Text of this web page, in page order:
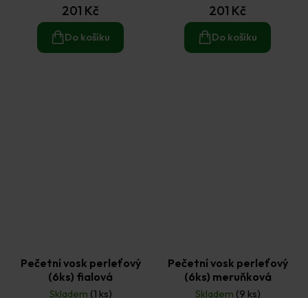
201 Kč
Do košíku
201 Kč
Do košíku
Pečetní vosk perleťový
(6ks) fialová
Skladem (1 ks)
Pečetní vosk perleťový
(6ks) meruňková
Skladem (9 ks)